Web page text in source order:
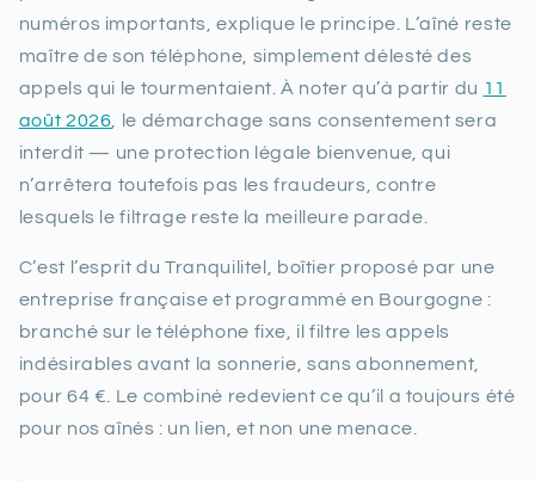
numéros importants, explique le principe. L’aîné reste
maître de son téléphone, simplement délesté des
appels qui le tourmentaient. À noter qu’à partir du 11
août 2026 , le démarchage sans consentement sera
interdit — une protection légale bienvenue, qui
n’arrêtera toutefois pas les fraudeurs, contre
lesquels le filtrage reste la meilleure parade.
C’est l’esprit du Tranquilitel, boîtier proposé par une
entreprise française et programmé en Bourgogne :
branché sur le téléphone fixe, il filtre les appels
indésirables avant la sonnerie, sans abonnement,
pour 64 €. Le combiné redevient ce qu’il a toujours été
pour nos aînés : un lien, et non une menace.